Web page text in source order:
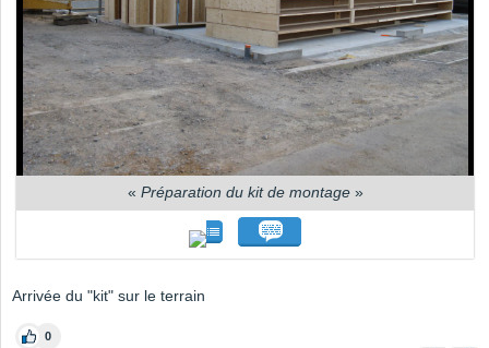
« Préparation du kit de montage»
Arrivée du "kit" sur le terrain
0